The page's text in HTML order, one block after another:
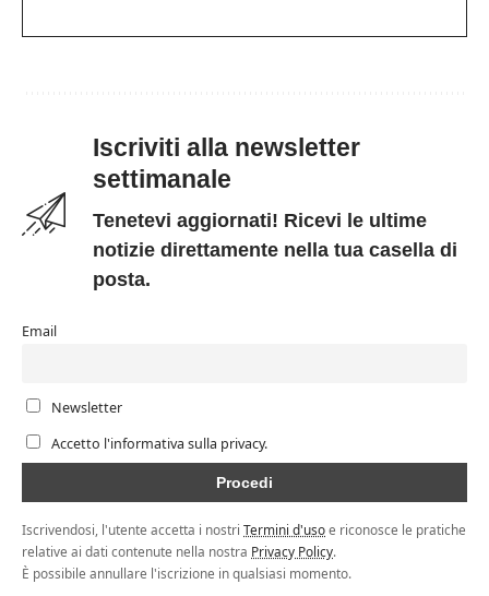
Iscriviti alla newsletter
settimanale
Tenetevi aggiornati! Ricevi le ultime
notizie direttamente nella tua casella di
posta.
Email
Newsletter
Accetto l'informativa sulla privacy.
Iscrivendosi, l'utente accetta i nostri Termini d'usoe riconosce le pratiche
relative ai dati contenute nella nostra Privacy Policy.
È possibile annullare l'iscrizione in qualsiasi momento.